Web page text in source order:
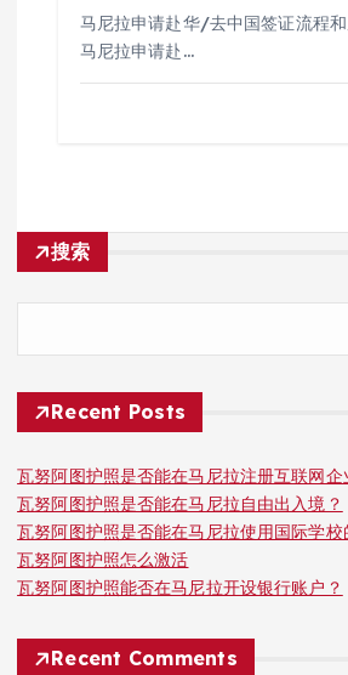
马尼拉申请赴华/去中国签证流程
马尼拉申请赴…
搜索
Recent Posts
瓦努阿图护照是否能在马尼拉注册互联网企
瓦努阿图护照是否能在马尼拉自由出入境？
瓦努阿图护照是否能在马尼拉使用国际学校
瓦努阿图护照怎么激活
瓦努阿图护照能否在马尼拉开设银行账户？
Recent Comments